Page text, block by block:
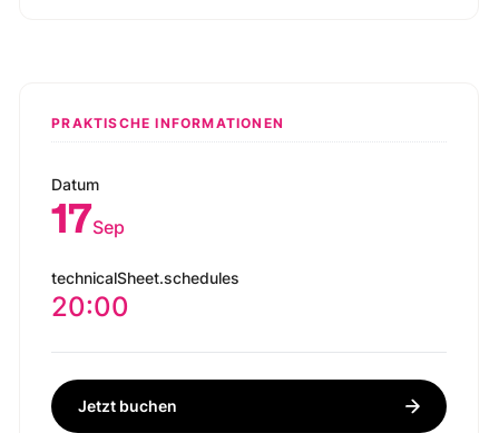
PRAKTISCHE INFORMATIONEN
Datum
17Sep
technicalSheet.schedules
20:00
Jetzt buchen